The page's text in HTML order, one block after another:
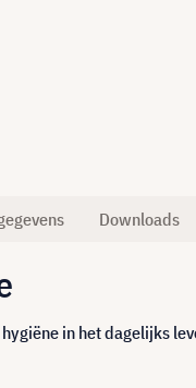
Downloads
in het dagelijks